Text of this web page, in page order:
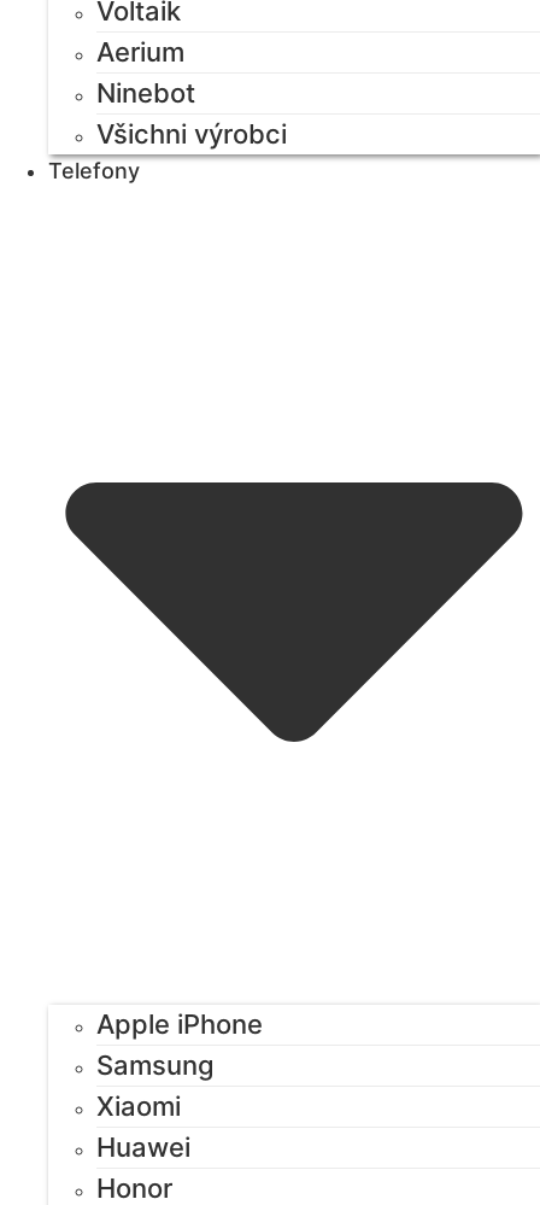
Voltaik
Aerium
Ninebot
Všichni výrobci
Telefony
Apple iPhone
Samsung
Xiaomi
Huawei
Honor